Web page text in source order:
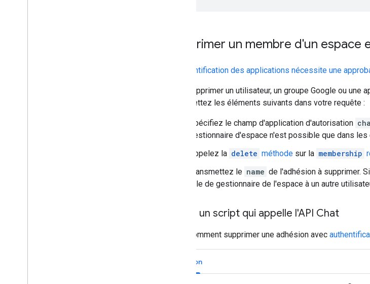
Supprimer un membre d'un
L'authentification des applications nécessite une
Pour supprimer un utilisateur, un groupe Google ou une
transmettez les éléments suivants dans votre requête :
Spécifiez le champ d'application d'autorisation
gestionnaire d'espace n'est possible que dans
Appelez la delete méthode sur la membership
Transmettez le name de l'adhésion à supprimer.
rôle de gestionnaire de l'espace à un autre
Écrire un script qui appelle l'API Chat
Voici comment supprimer une adhésion avec
Python